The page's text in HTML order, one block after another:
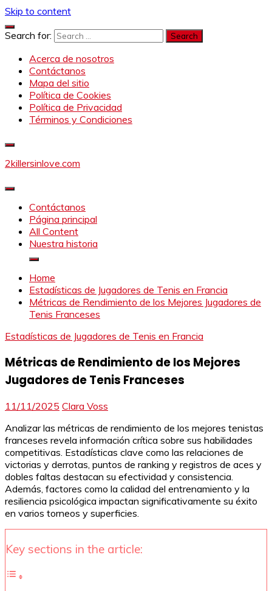
Skip to content
Search for:
Acerca de nosotros
Contáctanos
Mapa del sitio
Política de Cookies
Política de Privacidad
Términos y Condiciones
2killersinlove.com
Contáctanos
Página principal
All Content
Nuestra historia
Home
Estadísticas de Jugadores de Tenis en Francia
Métricas de Rendimiento de los Mejores Jugadores de
Tenis Franceses
Estadísticas de Jugadores de Tenis en Francia
Métricas de Rendimiento de los Mejores
Jugadores de Tenis Franceses
11/11/2025 Clara Voss
Analizar las métricas de rendimiento de los mejores tenistas
franceses revela información crítica sobre sus habilidades
competitivas. Estadísticas clave como las relaciones de
victorias y derrotas, puntos de ranking y registros de aces y
dobles faltas destacan su efectividad y consistencia.
Además, factores como la calidad del entrenamiento y la
resiliencia psicológica impactan significativamente su éxito
en varios torneos y superficies.
Key sections in the article: